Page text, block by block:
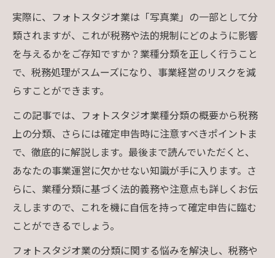
実際に、フォトスタジオ業は「写真業」の一部として分
類されますが、これが税務や法的規制にどのように影響
を与えるかをご存知ですか？業種分類を正しく行うこと
で、税務処理がスムーズになり、事業経営のリスクを減
らすことができます。
この記事では、フォトスタジオ業種分類の概要から税務
上の分類、さらには確定申告時に注意すべきポイントま
で、徹底的に解説します。最後まで読んでいただくと、
あなたの事業運営に欠かせない知識が手に入ります。さ
らに、業種分類に基づく法的義務や注意点も詳しくお伝
えしますので、これを機に自信を持って確定申告に臨む
ことができるでしょう。
フォトスタジオ業の分類に関する悩みを解決し、税務や